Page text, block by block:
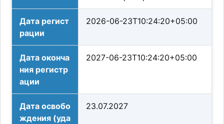
Дата регист
рации
2026-06-23T10:24:20+05:00
Дата оконча
ния регистр
ации
2027-06-23T10:24:20+05:00
Дата освобо
ждения (уда
23.07.2027